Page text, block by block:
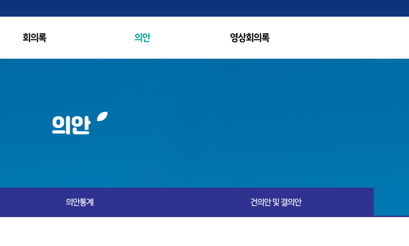
회의록 의안 영상회의록
의안
의안통계 건의안 및 결의안